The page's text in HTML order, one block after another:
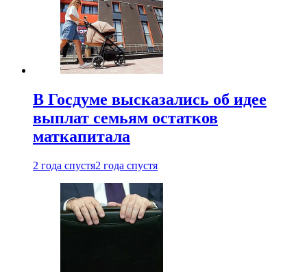
В Госдуме высказались об идее
выплат семьям остатков
маткапитала
2 года спустя2 года спустя